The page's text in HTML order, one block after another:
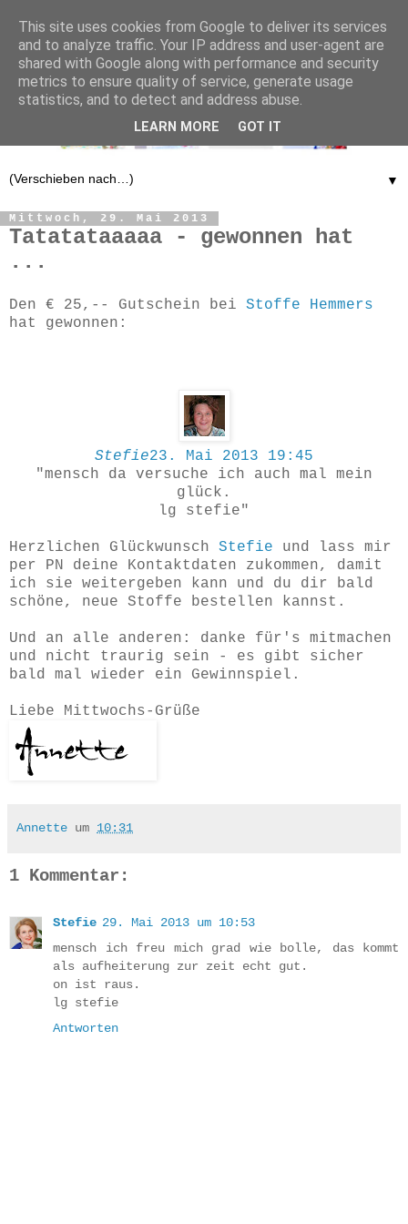
▼
Mittwoch, 29. Mai 2013
Tatatataaaaa - gewonnen hat
...
Den € 25,-- Gutschein bei Stoffe Hemmers
hat gewonnen:
Stefie23. Mai 2013 19:45
"mensch da versuche ich auch mal mein
glück.
lg stefie"
Herzlichen Glückwunsch Stefie und lass mir
per PN deine Kontaktdaten zukommen, damit
ich sie weitergeben kann und du dir bald
schöne, neue Stoffe bestellen kannst.
Und an alle anderen: danke für's mitmachen
und nicht traurig sein - es gibt sicher
bald mal wieder ein Gewinnspiel.
Liebe Mittwochs-Grüße
Annette um 10:31
1 Kommentar:
Stefie 29. Mai 2013 um 10:53
mensch ich freu mich grad wie bolle, das kommt
als aufheiterung zur zeit echt gut.
on ist raus.
lg stefie
Antworten
This site uses cookies from Google to deliver its services
and to analyze traffic. Your IP address and user-agent are
shared with Google along with performance and security
metrics to ensure quality of service, generate usage
statistics, and to detect and address abuse.
LEARN MORE GOT IT